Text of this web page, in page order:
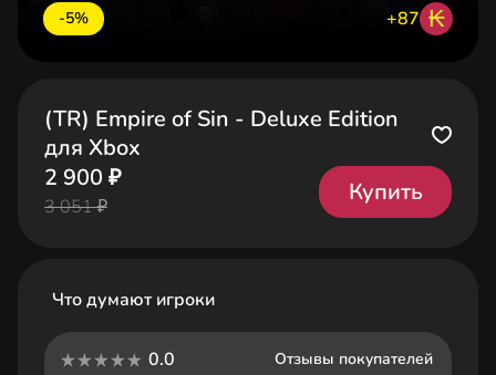
-5% +87 ₭
(TR) Empire of Sin - Deluxe Edition
для Xbox
2 900 ₽
3 051 ₽
Купить
Что думают игроки
0.0
Отзывы покупателей